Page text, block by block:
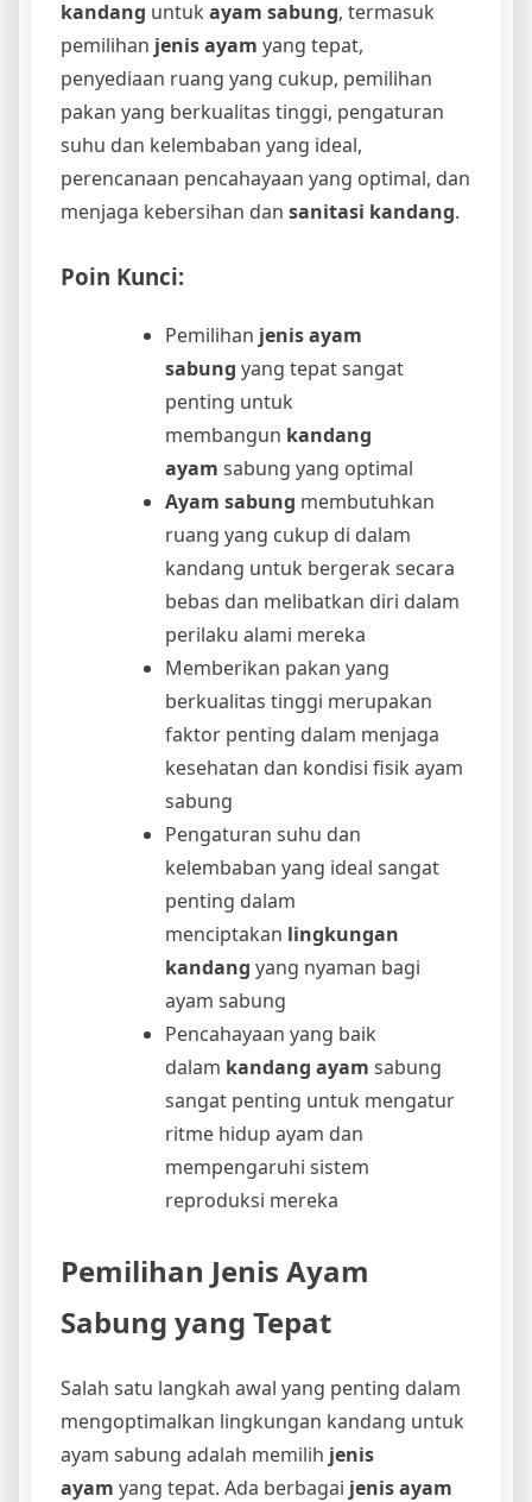
kandang untuk ayam sabung, termasuk
pemilihan jenis ayam yang tepat,
penyediaan ruang yang cukup, pemilihan
pakan yang berkualitas tinggi, pengaturan
suhu dan kelembaban yang ideal,
perencanaan pencahayaan yang optimal, dan
menjaga kebersihan dan sanitasi kandang.
Poin Kunci:
Pemilihan jenis ayam
sabung yang tepat sangat
penting untuk
membangun kandang
ayam sabung yang optimal
Ayam sabung membutuhkan
ruang yang cukup di dalam
kandang untuk bergerak secara
bebas dan melibatkan diri dalam
perilaku alami mereka
Memberikan pakan yang
berkualitas tinggi merupakan
faktor penting dalam menjaga
kesehatan dan kondisi fisik ayam
sabung
Pengaturan suhu dan
kelembaban yang ideal sangat
penting dalam
menciptakan lingkungan
kandang yang nyaman bagi
ayam sabung
Pencahayaan yang baik
dalam kandang ayam sabung
sangat penting untuk mengatur
ritme hidup ayam dan
mempengaruhi sistem
reproduksi mereka
Pemilihan Jenis Ayam
Sabung yang Tepat
Salah satu langkah awal yang penting dalam
mengoptimalkan lingkungan kandang untuk
ayam sabung adalah memilih jenis
ayam yang tepat. Ada berbagai jenis ayam